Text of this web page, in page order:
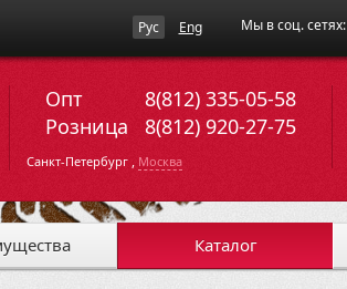
Рус Eng Мы в соц. сетях:
Опт
8(812) 335-05-58
Розница
8(812) 920-27-75
Санкт-Петербург , Москва
Каталог